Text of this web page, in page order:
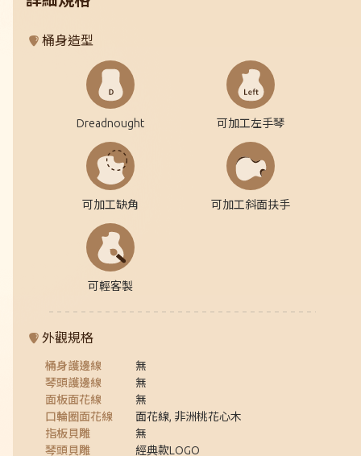
桶身造型
Dreadnought 可加工左手琴
可加工缺角 可加工斜面扶手
可輕客製
外觀規格
桶身護邊線
無
琴頭護邊線
無
面板面花線
無
口輪圈面花線
面花線, 非洲桃花心木
指板貝雕
無
琴頭貝雕
經典款LOGO